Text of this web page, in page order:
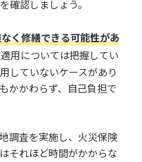
確認しましょう。
く修繕できる可能性があ
用については把握してい
していないケースがあり
かかわらず、自己負担で
調査を実施し、火災保険
それほど時間がかからな